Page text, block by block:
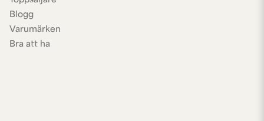
Blogg
Varumärken
Bra att ha